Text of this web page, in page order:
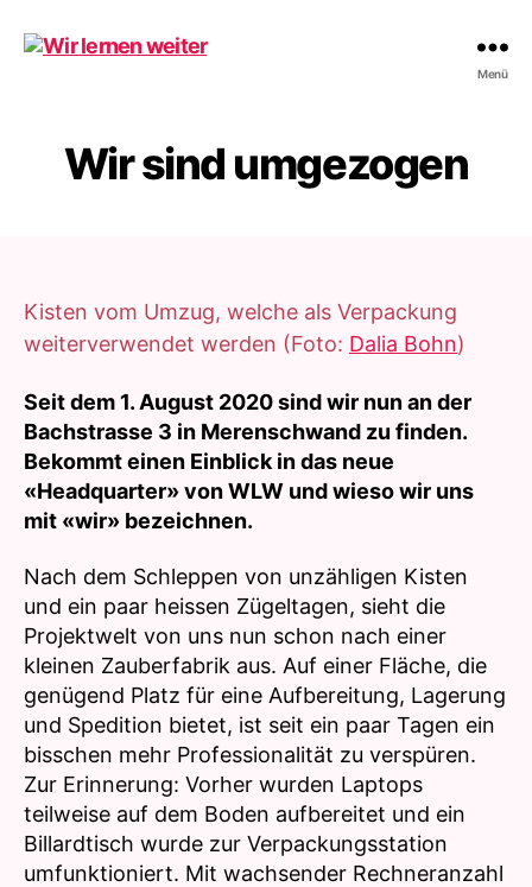
Menü
Wir sind umgezogen
Kisten vom Umzug, welche als Verpackung
weiterverwendet werden (Foto: Dalia Bohn)
Seit dem 1. August 2020 sind wir nun an der
Bachstrasse 3 in Merenschwand zu finden.
Bekommt einen Einblick in das neue
«Headquarter» von WLW und wieso wir uns
mit «wir» bezeichnen.
Nach dem Schleppen von unzähligen Kisten
und ein paar heissen Zügeltagen, sieht die
Projektwelt von uns nun schon nach einer
kleinen Zauberfabrik aus. Auf einer Fläche, die
genügend Platz für eine Aufbereitung, Lagerung
und Spedition bietet, ist seit ein paar Tagen ein
bisschen mehr Professionalität zu verspüren.
Zur Erinnerung: Vorher wurden Laptops
teilweise auf dem Boden aufbereitet und ein
Billardtisch wurde zur Verpackungsstation
umfunktioniert. Mit wachsender Rechneranzahl